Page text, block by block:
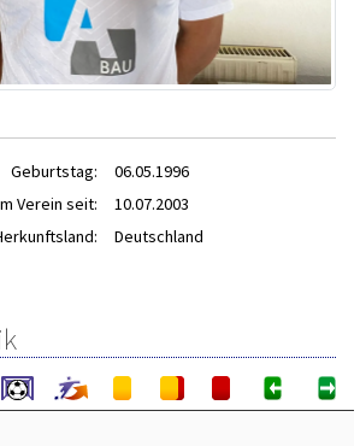
Geburtstag:
06.05.1996
Verein seit:
10.07.2003
Deutschland